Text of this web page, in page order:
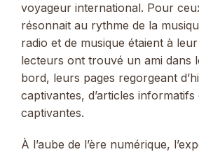
voyageur international. Pour
résonnait au rythme de la
radio et de musique étaient à
lecteurs ont trouvé un ami dans
bord, leurs pages regorgeant
captivantes, d’articles informatifs
captivantes.
À l’aube de l’ère numérique,